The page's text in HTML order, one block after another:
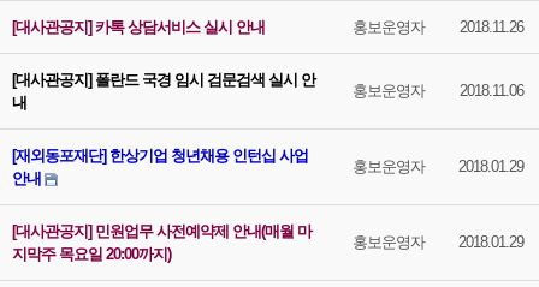
[대사관공지] 카톡 상담서비스 실시 안내 홍보운영자 2018.11.26
[대사관공지] 폴란드 국경 임시 검문검색 실시 안
내
홍보운영자 2018.11.06
[재외동포재단] 한상기업 청년채용 인턴십 사업
안내
홍보운영자 2018.01.29
[대사관공지] 민원업무 사전예약제 안내(매월 마
지막주 목요일 20:00까지)
홍보운영자 2018.01.29